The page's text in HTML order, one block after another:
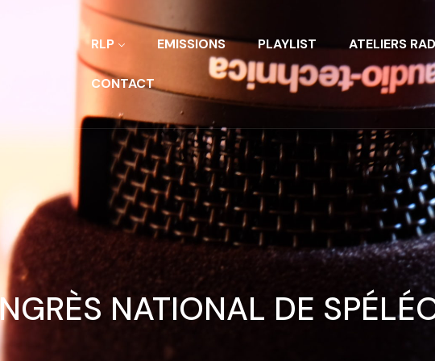
RLP EMISSIONS PLAYLIST ATELIERS
CONTACT
NATIONAL DE